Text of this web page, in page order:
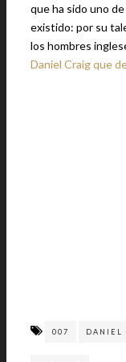
que ha sido uno
existido: por su
los hombres
Daniel Craig que
007 DANIEL